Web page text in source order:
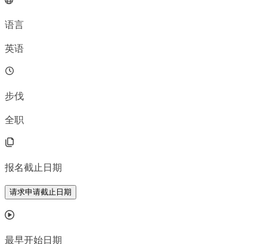
语言
英语
步伐
全职
报名截止日期
请求申请截止日期
最早开始日期